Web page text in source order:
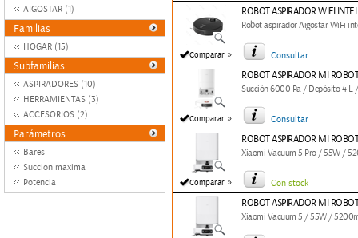
AIGOSTAR (1)
Familias
HOGAR (15)
Subfamilias
ASPIRADORES (10)
HERRAMIENTAS (3)
ACCESORIOS (2)
Parámetros
Bares
Succion maxima
Potencia
Comparar »
ROBOT ASPIRADOR WIFI
Robot aspirador Aigostar WiFi
Consultar
Comparar »
ROBOT ASPIRADOR MI
Succión 6000 Pa / Depósito 4 L
Consultar
Comparar »
ROBOT ASPIRADOR MI
Xiaomi Vacuum 5 Pro / 55W /
Con stock
ROBOT ASPIRADOR MI
Xiaomi Vacuum 5 / 55W /